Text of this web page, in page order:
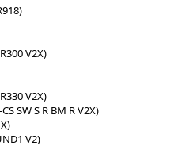
V2X)
V2X)
SW S R BM R V2X)
V2)